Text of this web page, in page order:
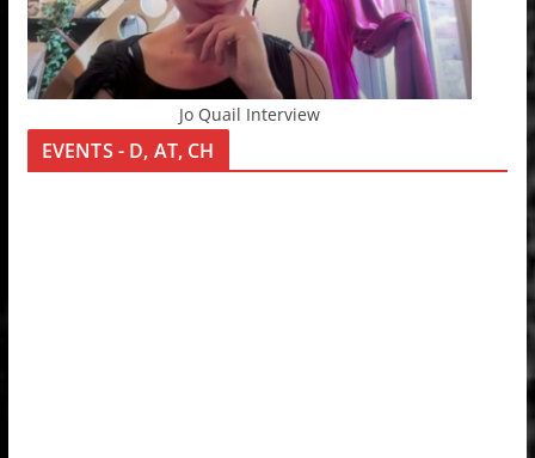
Jo Quail Interview
EVENTS - D, AT, CH